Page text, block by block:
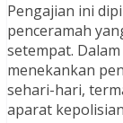
Pengajian ini
penceramah
setempat.
menekankan
sehari-hari,
aparat